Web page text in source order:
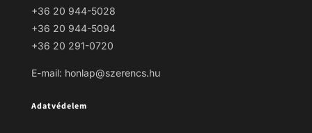
+36 20 944-5028
+36 20 944-5094
+36 20 291-0720
E-mail: honlap@szerencs.hu
Adatvédelem